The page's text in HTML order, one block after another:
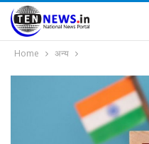
Home अन्य